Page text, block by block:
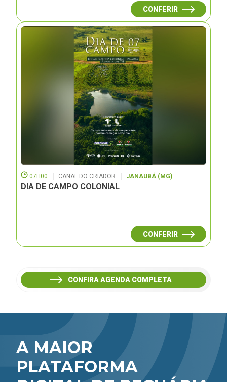
CONFERIR
07H00 CANAL DO CRIADOR JANAUBÁ (MG)
DIA DE CAMPO COLONIAL
CONFERIR
CONFIRA AGENDA COMPLETA
A MAIOR
PLATAFORMA